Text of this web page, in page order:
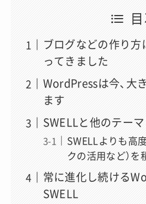
ブログなどの作り方
ってきました
WordPressは今、大
ます
SWELLと他のテー
SWELLよりも高
クの活用など）
常に進化し続ける
SWELL